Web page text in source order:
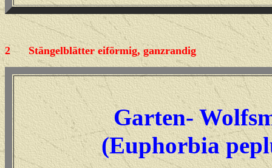
2Stängelblätter eiförmig, ganzrandig
Garten-
(Euphorbia